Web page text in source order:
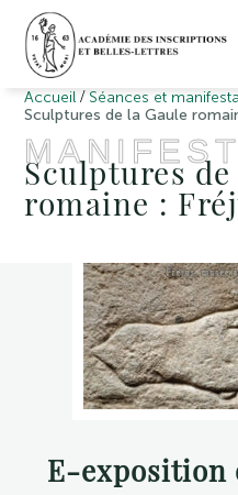
Accueil / Séances et
Sculptures de la Gaule
Sculptures
romaine :
E-exposition